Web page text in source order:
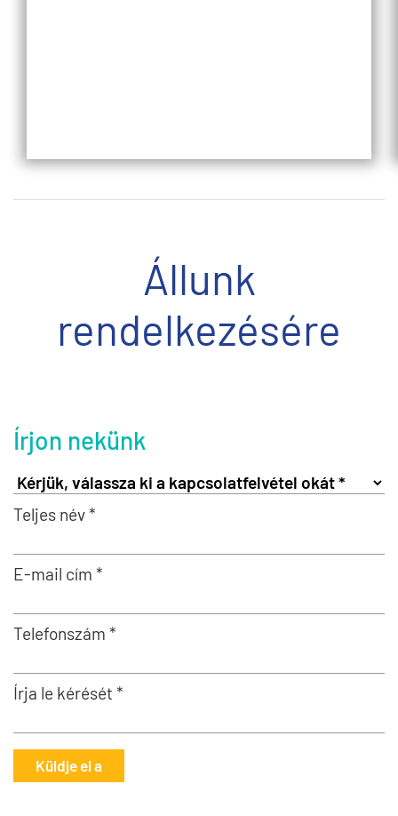
Állunk
rendelkezésére
Írjon nekünk
Teljes név *
E-mail cím *
Telefonszám *
Írja le kérését *
Küldje el a